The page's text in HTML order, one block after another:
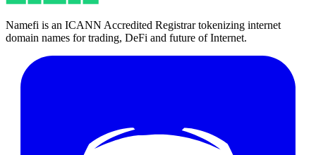
Namefi is an ICANN Accredited Registrar tokenizing internet
domain names for trading, DeFi and future of Internet.